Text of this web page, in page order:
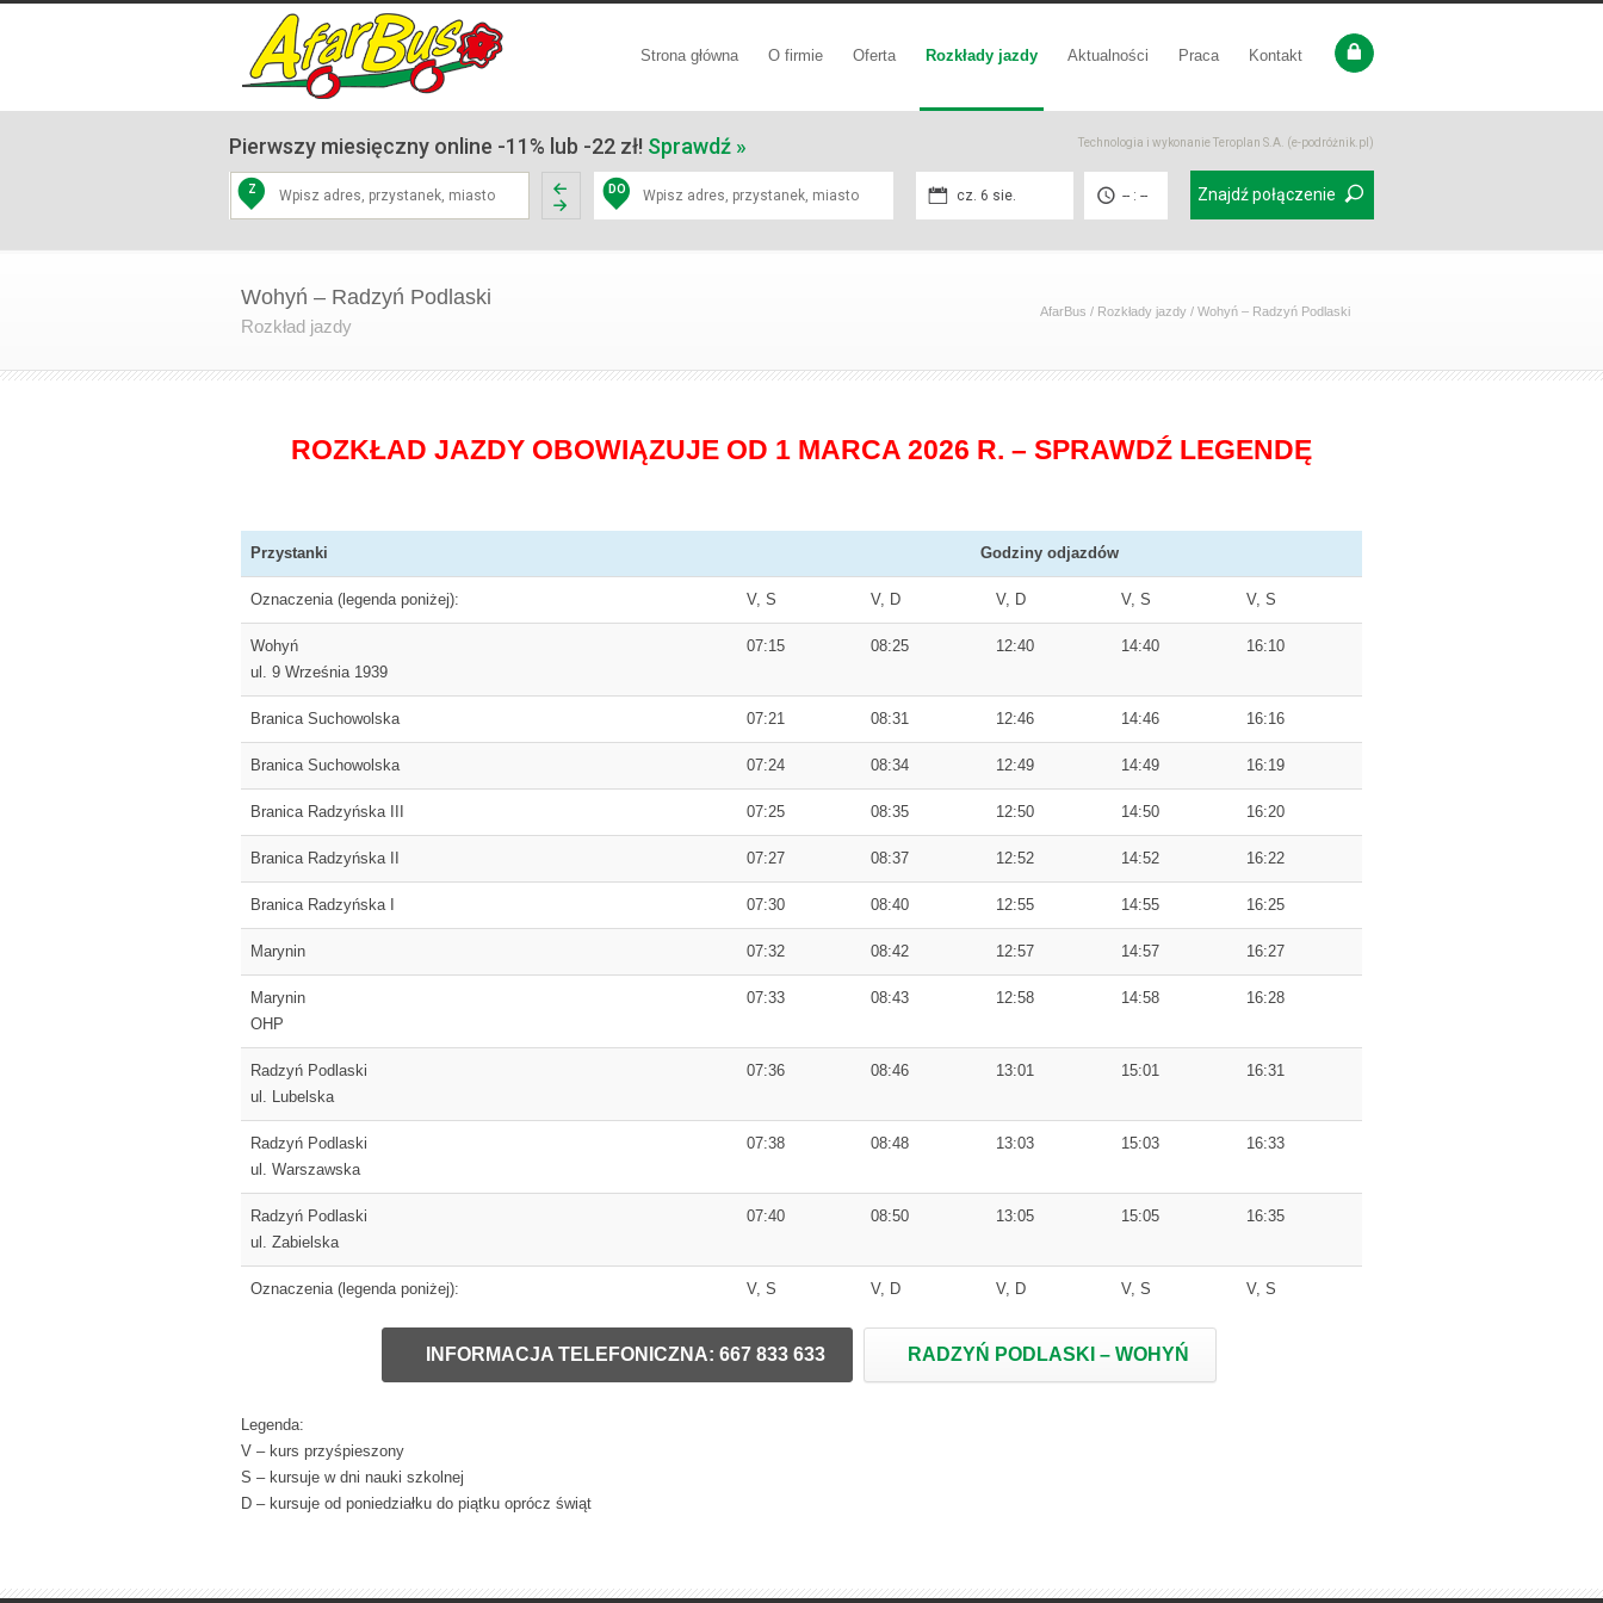
Strona główna O firmie Oferta Rozkłady jazdy Aktualności Praca Kontakt
Pierwszy miesięczny online -11% lub -22 zł! Sprawdź » Technologia i wykonanieTeroplan S.A. (e-podróżnik.pl)
Z DO cz. 6 sie. -- : -- Znajdź połączenie
Wohyń – Radzyń Podlaski
Rozkład jazdy
AfarBus / Rozkłady jazdy / Wohyń – Radzyń Podlaski
ROZKŁAD JAZDY OBOWIĄZUJE OD 1 MARCA 2026 R. – SPRAWDŹ LEGENDĘ
Przystanki Godziny odjazdów
Oznaczenia (legenda poniżej): V, S V, D V, D V, S V, S
Wohyń
ul. 9 Września 1939
07:15 08:25 12:40 14:40 16:10
Branica Suchowolska 07:21 08:31 12:46 14:46 16:16
Branica Suchowolska 07:24 08:34 12:49 14:49 16:19
Branica Radzyńska III 07:25 08:35 12:50 14:50 16:20
Branica Radzyńska II 07:27 08:37 12:52 14:52 16:22
Branica Radzyńska I 07:30 08:40 12:55 14:55 16:25
Marynin 07:32 08:42 12:57 14:57 16:27
Marynin
OHP
07:33 08:43 12:58 14:58 16:28
Radzyń Podlaski
ul. Lubelska
07:36 08:46 13:01 15:01 16:31
Radzyń Podlaski
ul. Warszawska
07:38 08:48 13:03 15:03 16:33
Radzyń Podlaski
ul. Zabielska
07:40 08:50 13:05 15:05 16:35
Oznaczenia (legenda poniżej): V, S V, D V, D V, S V, S
INFORMACJA TELEFONICZNA: 667 833 633 RADZYŃ PODLASKI – WOHYŃ
Legenda:
V – kurs przyśpieszony
S – kursuje w dni nauki szkolnej
D – kursuje od poniedziałku do piątku oprócz świąt